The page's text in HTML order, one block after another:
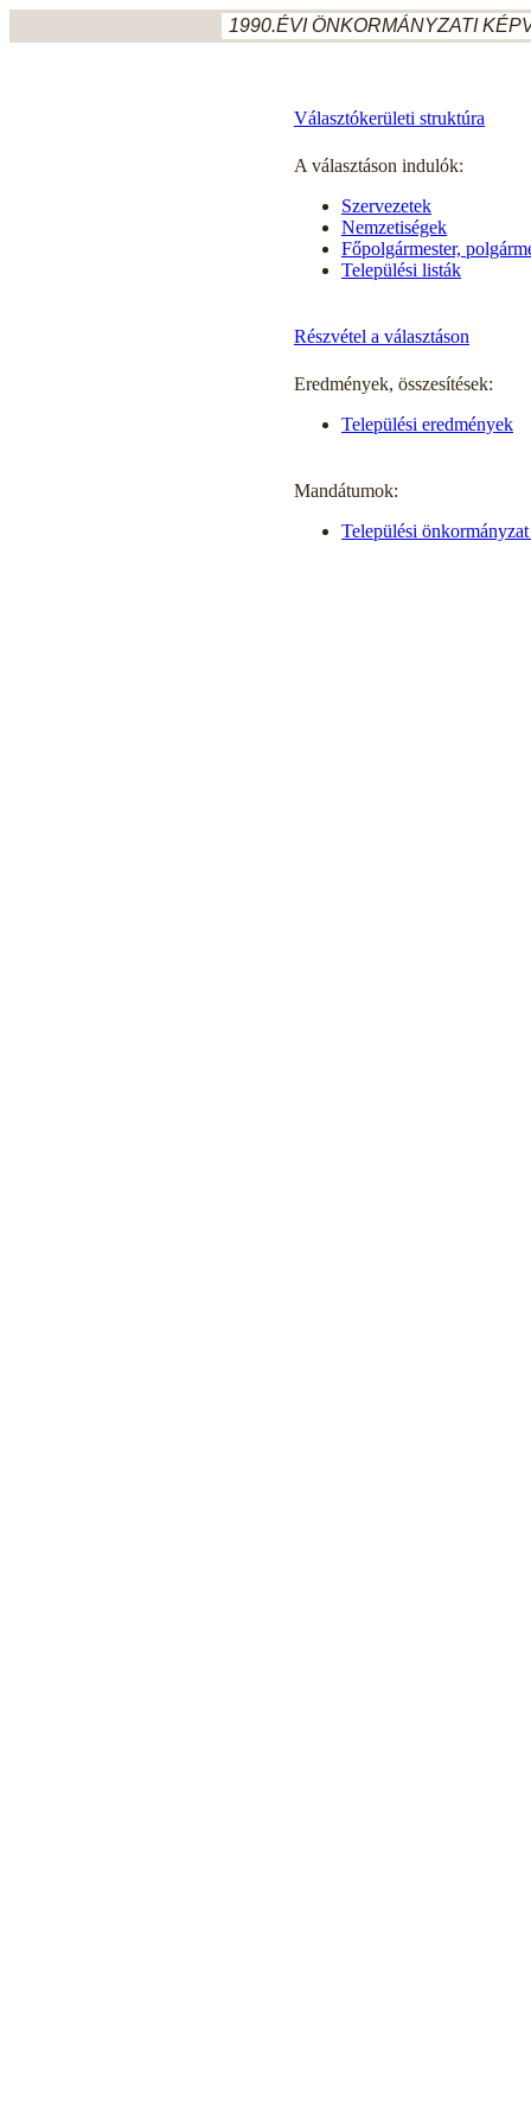
1990.ÉVI ÖNKORMÁNYZATI
Választókerületi struktúra
A választáson indulók:
Szervezetek
Nemzetiségek
Főpolgármester,
Települési listák
Részvétel a választáson
Eredmények, összesítések:
Települési eredmények
Mandátumok:
Települési önkormányzat